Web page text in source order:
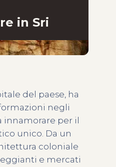
in Sri
del paese, ha
negli
innamorare per il
unico. Da un
coloniale
e mercati